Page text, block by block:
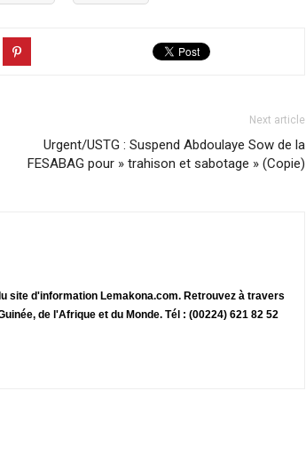
Next article
Urgent/USTG : Suspend Abdoulaye Sow de la
FESABAG pour » trahison et sabotage » (Copie)
site d'information Lemakona.com. Retrouvez à travers
de l'Afrique et du Monde. Tél : (00224) 621 82 52